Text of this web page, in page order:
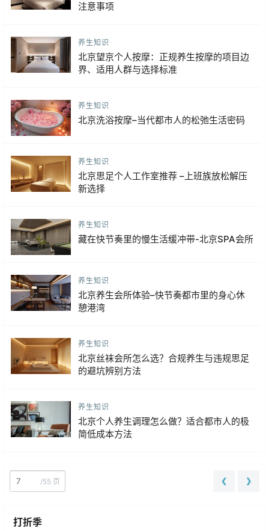
注意事项
养生知识
北京望京个人按摩：正规养生按摩的项目边
界、适用人群与选择标准
养生知识
北京洗浴按摩–当代都市人的松弛生活密码
养生知识
北京思足个人工作室推荐 –上班族放松解压
新选择
养生知识
藏在快节奏里的慢生活缓冲带-北京SPA会所
养生知识
北京养生会所体验–快节奏都市里的身心休
憩港湾
养生知识
北京丝袜会所怎么选？合规养生与违规思足
的避坑辨别方法
养生知识
北京个人养生调理怎么做？适合都市人的极
简低成本方法
/55 页 ❮ ❯
打折季